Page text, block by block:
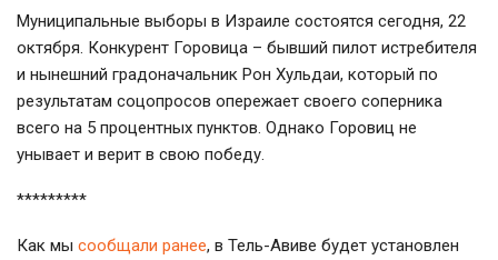
Муниципальные выборы в Израиле состоятся сегодня, 22
октября. Конкурент Горовица – бывший пилот истребителя
и нынешний градоначальник Рон Хульдаи, который по
результатам соцопросов опережает своего соперника
всего на 5 процентных пунктов. Однако Горовиц не
унывает и верит в свою победу.
*********
Как мы сообщали ранее, в Тель-Авиве будет установлен